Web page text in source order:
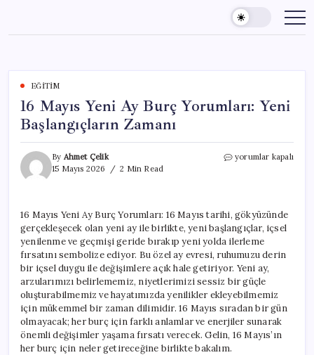
content
EĞITIM
16 Mayıs Yeni Ay Burç Yorumları: Yeni
Başlangıçların Zamanı
By Ahmet Çelik
15 Mayıs 2026
2 Min Read
16
Yorumları:
Yeni
Başlangıçların
Zamanı
için
yorumlar kapalı
16 Mayıs Yeni Ay Burç Yorumları: 16 Mayıs tarihi, gökyüzünde
gerçekleşecek olan yeni ay ile birlikte, yeni başlangıçlar, içsel
yenilenme ve geçmişi geride bırakıp yeni yolda ilerleme
fırsatını sembolize ediyor. Bu özel ay evresi, ruhumuzu derin
bir içsel duygu ile değişimlere açık hale getiriyor. Yeni ay,
arzularımızı belirlememiz, niyetlerimizi sessiz bir güçle
oluşturabilmemiz ve hayatımızda yenilikler ekleyebilmemiz
için mükemmel bir zaman dilimidir. 16 Mayıs sıradan bir gün
olmayacak; her burç için farklı anlamlar ve enerjiler sunarak
önemli değişimler yaşama fırsatı verecek. Gelin, 16 Mayıs’ın
her burç için neler getireceğine birlikte bakalım.